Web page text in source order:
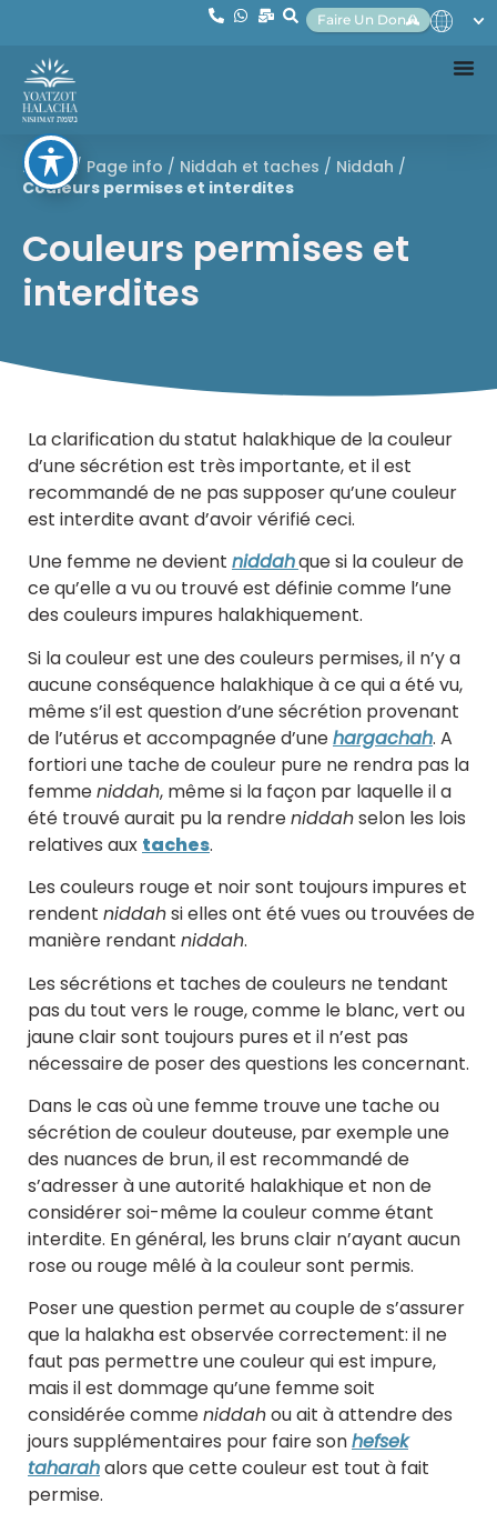
Faire Un Don
Home / Page info / Niddah et taches / Niddah /
Couleurs permises et interdites
Couleurs permises et
interdites
La clarification du statut halakhique de la couleur
d’une sécrétion est très importante, et il est
recommandé de ne pas supposer qu’une couleur
est interdite avant d’avoir vérifié ceci.
Une femme ne devient niddahque si la couleur de
ce qu’elle a vu ou trouvé est définie comme l’une
des couleurs impures halakhiquement.
Si la couleur est une des couleurs permises, il n’y a
aucune conséquence halakhique à ce qui a été vu,
même s’il est question d’une sécrétion provenant
de l’utérus et accompagnée d’unehargachah. A
fortiori une tache de couleur pure ne rendra pas la
femmeniddah, même si la façon par laquelle il a
été trouvé aurait pu la rendreniddahselon les lois
relatives aux taches.
Les couleurs rouge et noir sont toujours impures et
rendent niddahsi elles ont été vues ou trouvées de
manière rendant niddah.
Les sécrétions et taches de couleurs ne tendant
pas du tout vers le rouge, comme le blanc, vert ou
jaune clair sont toujours pures et il n’est pas
nécessaire de poser des questions les concernant.
Dans le cas où une femme trouve une tache ou
sécrétion de couleur douteuse, par exemple une
des nuances de brun, il est recommandé de
s’adresser à une autorité halakhique et non de
considérer soi-même la couleur comme étant
interdite. En général, les bruns clair n’ayant aucun
rose ou rouge mêlé à la couleur sont permis.
Poser une question permet au couple de s’assurer
que la halakha est observée correctement: il ne
faut pas permettre une couleur qui est impure,
mais il est dommage qu’une femme soit
considérée commeniddahou ait à attendre des
jours supplémentaires pour faire sonhefsek
taharahalors que cette couleur est tout à fait
permise.